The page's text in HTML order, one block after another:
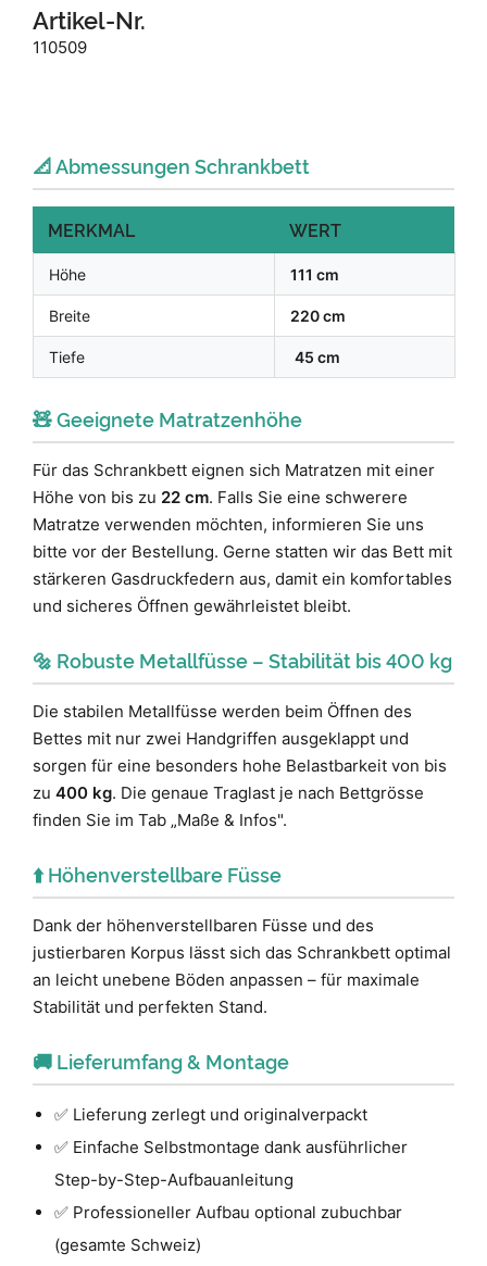
Artikel-Nr.
110509
📐 Abmessungen Schrankbett
MERKMAL WERT
Höhe 111 cm
Breite 220 cm
Tiefe 45 cm
🧸 Geeignete Matratzenhöhe
Für das Schrankbett eignen sich Matratzen mit einer
Höhe von bis zu 22 cm. Falls Sie eine schwerere
Matratze verwenden möchten, informieren Sie uns
bitte vor der Bestellung. Gerne statten wir das Bett mit
stärkeren Gasdruckfedern aus, damit ein komfortables
und sicheres Öffnen gewährleistet bleibt.
🔩 Robuste Metallfüsse – Stabilität bis 400 kg
Die stabilen Metallfüsse werden beim Öffnen des
Bettes mit nur zwei Handgriffen ausgeklappt und
sorgen für eine besonders hohe Belastbarkeit von bis
zu 400 kg. Die genaue Traglast je nach Bettgrösse
finden Sie im Tab „Maße & Infos".
⬆️ Höhenverstellbare Füsse
Dank der höhenverstellbaren Füsse und des
justierbaren Korpus lässt sich das Schrankbett optimal
an leicht unebene Böden anpassen – für maximale
Stabilität und perfekten Stand.
🚚 Lieferumfang & Montage
✅ Lieferung zerlegt und originalverpackt
✅ Einfache Selbstmontage dank ausführlicher
Step-by-Step-Aufbauanleitung
✅ Professioneller Aufbau optional zubuchbar
(gesamte Schweiz)